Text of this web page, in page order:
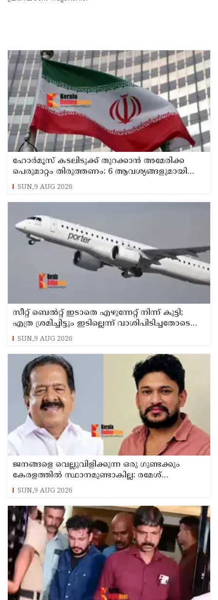
ഹോര്‍മൂസ് കടലിടുക്ക് തുറക്കാന്‍ അമേരിക്ക
പെരുമാറ്റം തിരുത്തണം: 6 ആവശ്യങ്ങളുമായി
ഇറാന്‍ ദേശീയ സുരക്ഷാ കൗണ്‍സില്‍
SUN,9 AUG 2026
സീറ്റ് ബെല്‍റ്റ് ഇടാതെ എഴുന്നേറ്റ് നിന്ന് കുട്ടി;
എത്ര ശ്രമിച്ചിട്ടും ഇടില്ലെന്ന് വാശിപിടിച്ചതോടെ
വിമാനം റദ്ദാക്കി
SUN,9 AUG 2026
ജനങ്ങളെ വെല്ലുവിളിക്കുന്ന ഒരു ഗുണ്ടക്കും
കേരളത്തില്‍ സ്ഥാനമുണ്ടാകില്ല: രമേശ്
ചെന്നിത്തല
SUN,9 AUG 2026